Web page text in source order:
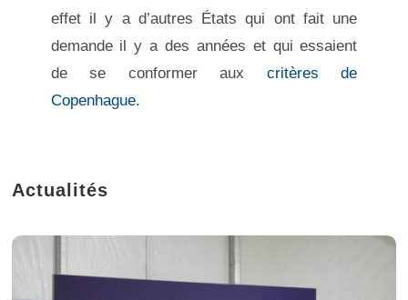
effet il y a d’autres États qui ont fait une
demande il y a des années et qui essaient
de se conformer aux critères de
Copenhague.
Actualités